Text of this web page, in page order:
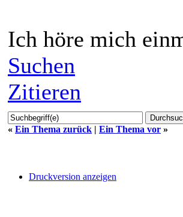
Ich höre mich
Suchen
Zitieren
« Ein Thema zurück | Ein Thema vor »
Druckversion anzeigen